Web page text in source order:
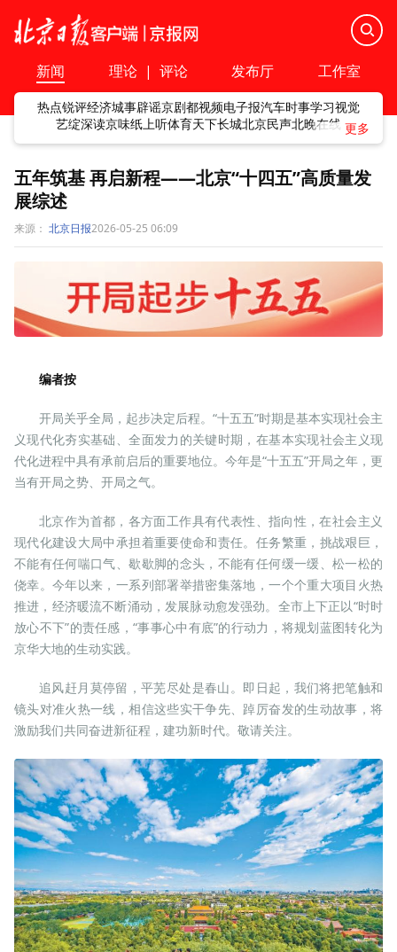
新闻 理论 | 评论 发布厅 工作室
热点锐评经济城事辟谣京剧都视频电子报汽车时事学习视觉
艺绽深读京味纸上听体育天下长城北京民声北晚在线
五年筑基 再启新程——北京“十四五”高质量发
展综述
来源： 北京日报2026-05-25 06:09
编者按
开局关乎全局，起步决定后程。“十五五”时期是基本实现社会主
义现代化夯实基础、全面发力的关键时期，在基本实现社会主义现
代化进程中具有承前启后的重要地位。今年是“十五五”开局之年，更
当有开局之势、开局之气。
北京作为首都，各方面工作具有代表性、指向性，在社会主义
现代化建设大局中承担着重要使命和责任。任务繁重，挑战艰巨，
不能有任何喘口气、歇歇脚的念头，不能有任何缓一缓、松一松的
侥幸。今年以来，一系列部署举措密集落地，一个个重大项目火热
推进，经济暖流不断涌动，发展脉动愈发强劲。全市上下正以“时时
放心不下”的责任感，“事事心中有底”的行动力，将规划蓝图转化为
京华大地的生动实践。
追风赶月莫停留，平芜尽处是春山。即日起，我们将把笔触和
镜头对准火热一线，相信这些实干争先、踔厉奋发的生动故事，将
激励我们共同奋进新征程，建功新时代。敬请关注。